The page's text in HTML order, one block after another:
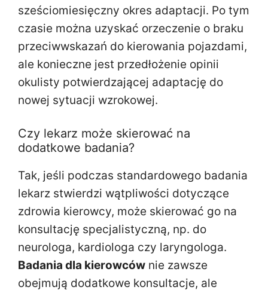
sześciomiesięczny okres adaptacji. Po tym
czasie można uzyskać orzeczenie o braku
przeciwwskazań do kierowania pojazdami,
ale konieczne jest przedłożenie opinii
okulisty potwierdzającej adaptację do
nowej sytuacji wzrokowej.
Czy lekarz może skierować na
dodatkowe badania?
Tak, jeśli podczas standardowego badania
lekarz stwierdzi wątpliwości dotyczące
zdrowia kierowcy, może skierować go na
konsultację specjalistyczną, np. do
neurologa, kardiologa czy laryngologa.
Badania dla kierowców nie zawsze
obejmują dodatkowe konsultacje, ale